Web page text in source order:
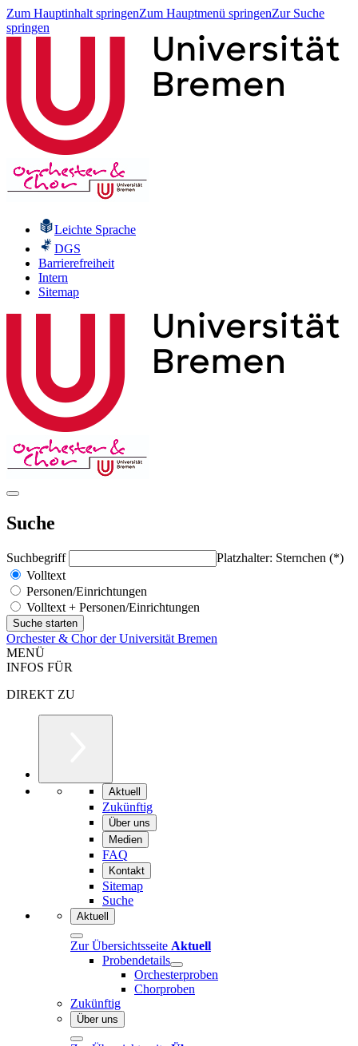
Zum Hauptinhalt springenZum Hauptmenü springenZur Suche
springen
Leichte Sprache
DGS
Barrierefreiheit
Intern
Sitemap
Suche
Suchbegriff
Platzhalter: Sternchen (*)
Volltext
Personen/Einrichtungen
Volltext + Personen/Einrichtungen
Orchester & Chor der Universität Bremen
MENÜ
INFOS FÜR
DIREKT ZU
Aktuell
Zukünftig
Über uns
Medien
FAQ
Kontakt
Sitemap
Suche
Aktuell
Zur Übersichtsseite Aktuell
Probendetails
Orchesterproben
Chorproben
Zukünftig
Über uns